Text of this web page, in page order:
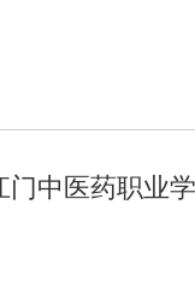
中医药职业